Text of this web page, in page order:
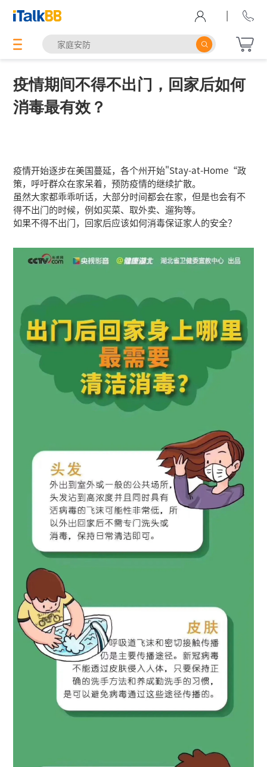
|
疫情期间不得不出门，回家后如何
消毒最有效？
疫情开始逐步在美国蔓延，各个州开始"Stay-at-Home“政
策，呼吁群众在家呆着，预防疫情的继续扩散。
虽然大家都乖乖听话，大部分时间都会在家，但是也会有不
得不出门的时候，例如买菜、取外卖、遛狗等。
如果不得不出门，回家后应该如何消毒保证家人的安全？